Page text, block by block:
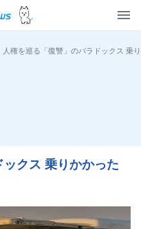
人権を巡る「復讐」のパラドックス 乗
クス 乗りかかった